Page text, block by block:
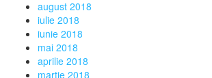
august 2018
iulie 2018
iunie 2018
mai 2018
aprilie 2018
martie 2018